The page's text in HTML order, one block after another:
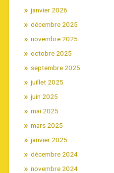
janvier 2026
décembre 2025
novembre 2025
octobre 2025
septembre 2025
juillet 2025
juin 2025
mai 2025
mars 2025
janvier 2025
décembre 2024
novembre 2024